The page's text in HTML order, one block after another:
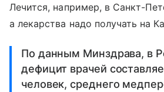
Лечится, например, в Санкт-
а лекарства надо получать на
По данным Минздрава, в
дефицит врачей
человек, среднего